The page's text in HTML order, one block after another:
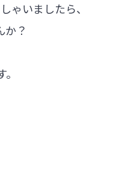
ゃいましたら、
か？